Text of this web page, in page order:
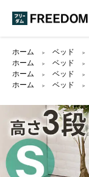
ホーム ＞ ベッド ＞
ホーム
＞ ベッド ＞
ホーム
＞ ベッド ＞
ホーム
＞ ベッド ＞